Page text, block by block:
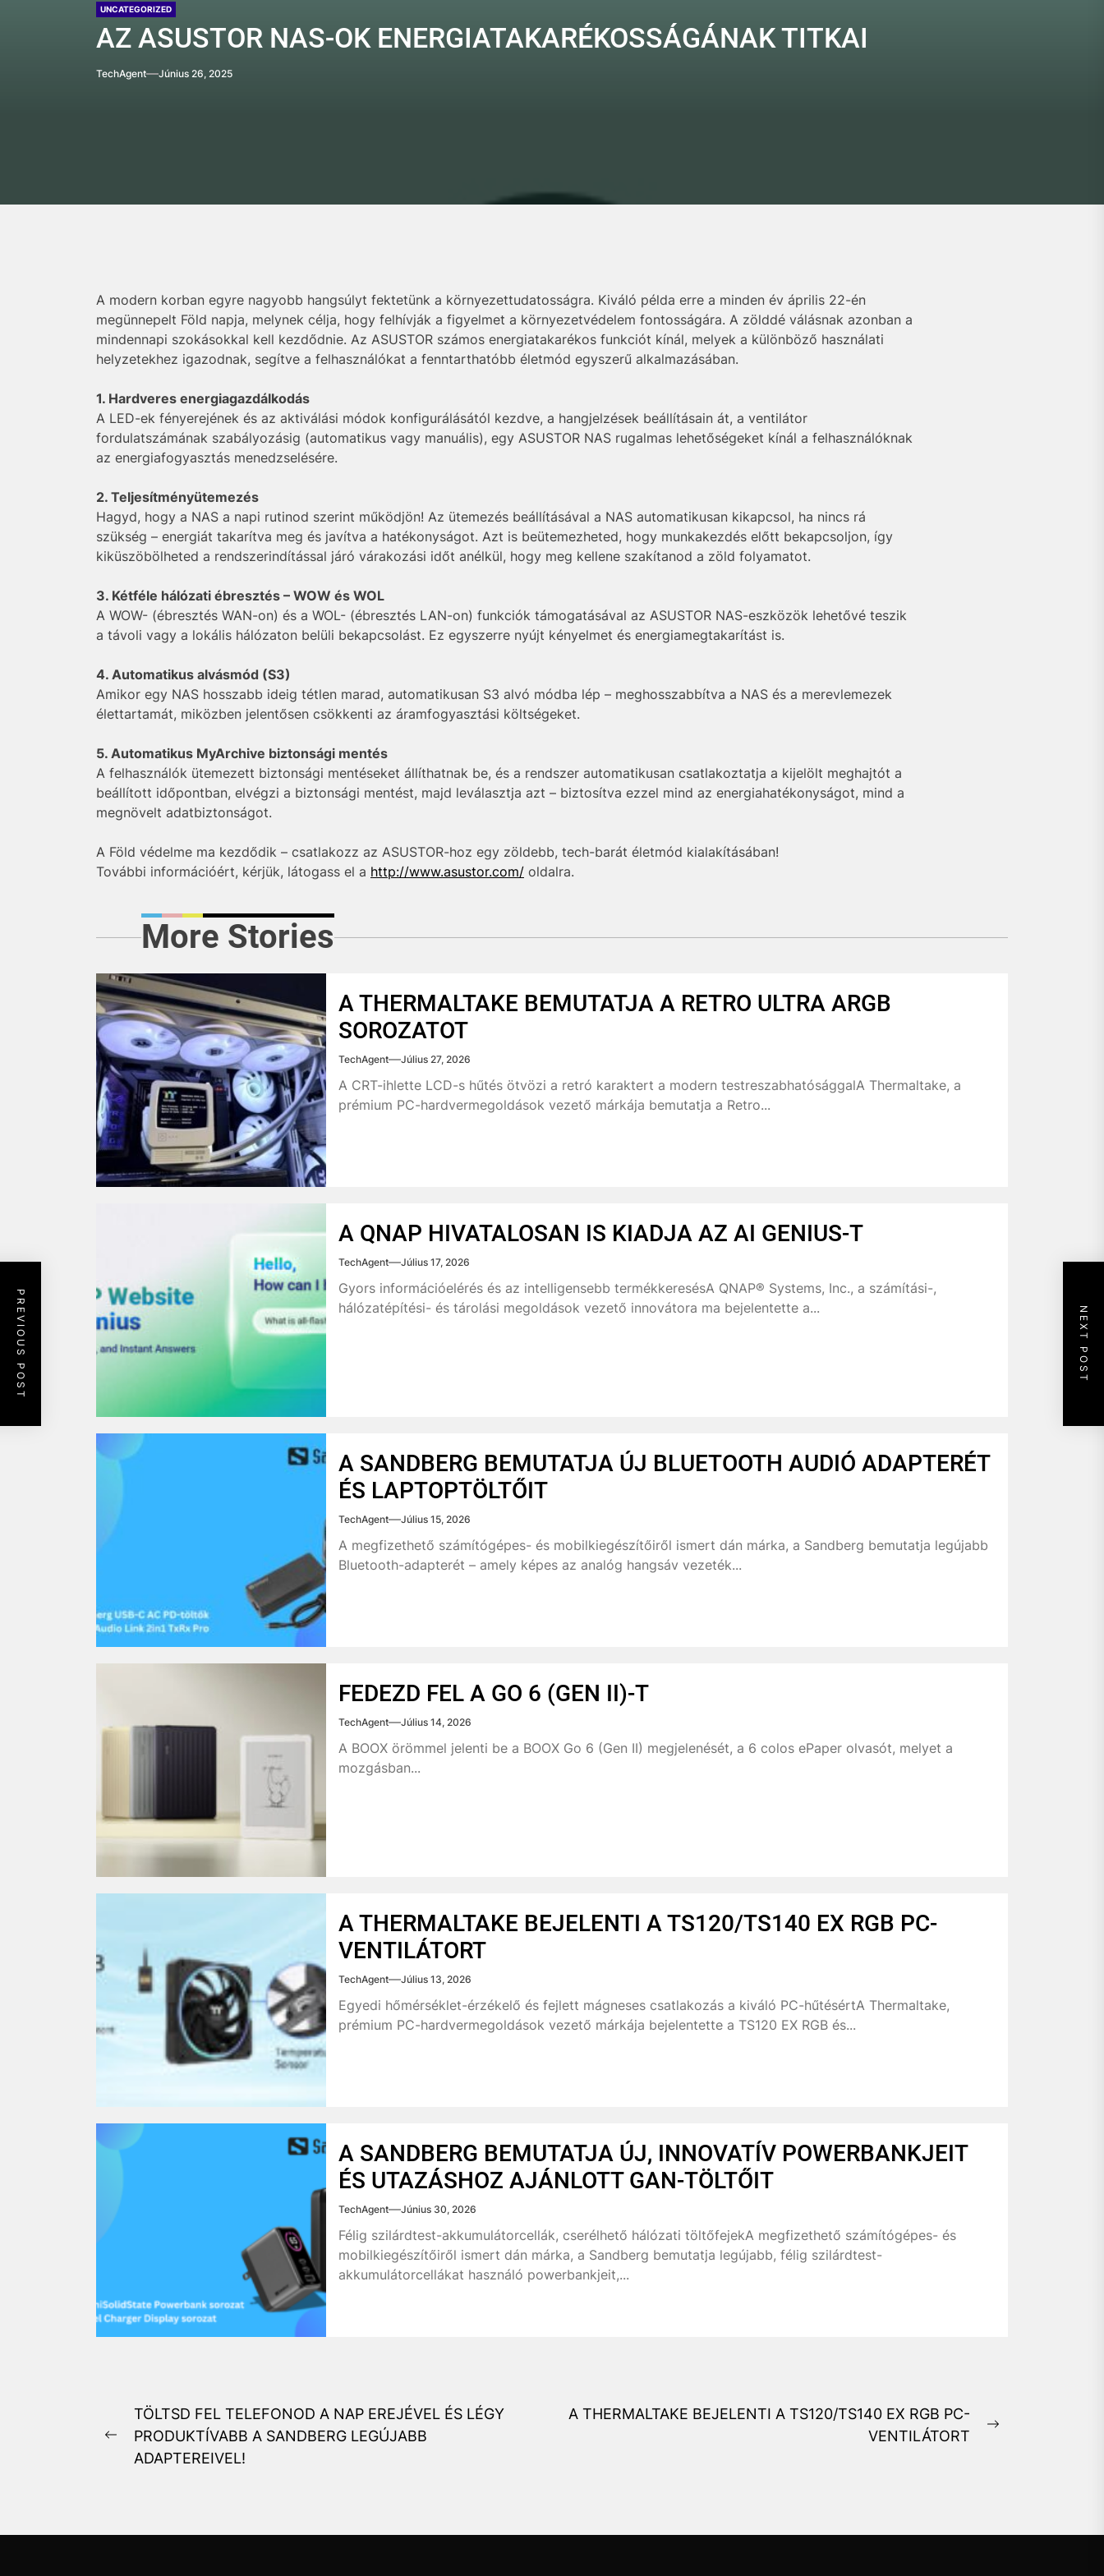
UNCATEGORIZED
AZ ASUSTOR NAS-OK ENERGIATAKARÉKOSSÁGÁNAK TITKAI
TechAgent Június 26, 2025
A modern korban egyre nagyobb hangsúlyt fektetünk a környezettudatosságra. Kiváló példa erre a minden év április 22-én
megünnepelt Föld napja, melynek célja, hogy felhívják a figyelmet a környezetvédelem fontosságára. A zölddé válásnak azonban a
mindennapi szokásokkal kell kezdődnie. Az ASUSTOR számos energiatakarékos funkciót kínál, melyek a különböző használati
helyzetekhez igazodnak, segítve a felhasználókat a fenntarthatóbb életmód egyszerű alkalmazásában.
1. Hardveres energiagazdálkodás
A LED-ek fényerejének és az aktiválási módok konfigurálásától kezdve, a hangjelzések beállításain át, a ventilátor
fordulatszámának szabályozásig (automatikus vagy manuális), egy ASUSTOR NAS rugalmas lehetőségeket kínál a felhasználóknak
az energiafogyasztás menedzselésére.
2. Teljesítményütemezés
Hagyd, hogy a NAS a napi rutinod szerint működjön! Az ütemezés beállításával a NAS automatikusan kikapcsol, ha nincs rá
szükség – energiát takarítva meg és javítva a hatékonyságot. Azt is beütemezheted, hogy munkakezdés előtt bekapcsoljon, így
kiküszöbölheted a rendszerindítással járó várakozási időt anélkül, hogy meg kellene szakítanod a zöld folyamatot.
3. Kétféle hálózati ébresztés – WOW és WOL
A WOW- (ébresztés WAN-on) és a WOL- (ébresztés LAN-on) funkciók támogatásával az ASUSTOR NAS-eszközök lehetővé teszik
a távoli vagy a lokális hálózaton belüli bekapcsolást. Ez egyszerre nyújt kényelmet és energiamegtakarítást is.
4. Automatikus alvásmód (S3)
Amikor egy NAS hosszabb ideig tétlen marad, automatikusan S3 alvó módba lép – meghosszabbítva a NAS és a merevlemezek
élettartamát, miközben jelentősen csökkenti az áramfogyasztási költségeket.
5. Automatikus MyArchive biztonsági mentés
A felhasználók ütemezett biztonsági mentéseket állíthatnak be, és a rendszer automatikusan csatlakoztatja a kijelölt meghajtót a
beállított időpontban, elvégzi a biztonsági mentést, majd leválasztja azt – biztosítva ezzel mind az energiahatékonyságot, mind a
megnövelt adatbiztonságot.
A Föld védelme ma kezdődik – csatlakozz az ASUSTOR-hoz egy zöldebb, tech-barát életmód kialakításában!
További információért, kérjük, látogass el a http://www.asustor.com/ oldalra.
PREVIOUS POST NEXT POST
More Stories
A THERMALTAKE BEMUTATJA A RETRO ULTRA ARGB
SOROZATOT
TechAgent Július 27, 2026
A CRT-ihlette LCD-s hűtés ötvözi a retró karaktert a modern testreszabhatósággalA Thermaltake, a
prémium PC-hardvermegoldások vezető márkája bemutatja a Retro...
A QNAP HIVATALOSAN IS KIADJA AZ AI GENIUS-T
TechAgent Július 17, 2026
Gyors információelérés és az intelligensebb termékkeresésA QNAP® Systems, Inc., a számítási-,
hálózatépítési- és tárolási megoldások vezető innovátora ma bejelentette a...
A SANDBERG BEMUTATJA ÚJ BLUETOOTH AUDIÓ ADAPTERÉT
ÉS LAPTOPTÖLTŐIT
TechAgent Július 15, 2026
A megfizethető számítógépes- és mobilkiegészítőiről ismert dán márka, a Sandberg bemutatja legújabb
Bluetooth-adapterét – amely képes az analóg hangsáv vezeték...
FEDEZD FEL A GO 6 (GEN II)-T
TechAgent Július 14, 2026
A BOOX örömmel jelenti be a BOOX Go 6 (Gen II) megjelenését, a 6 colos ePaper olvasót, melyet a
mozgásban...
A THERMALTAKE BEJELENTI A TS120/TS140 EX RGB PC-
VENTILÁTORT
TechAgent Július 13, 2026
Egyedi hőmérséklet-érzékelő és fejlett mágneses csatlakozás a kiváló PC-hűtésértA Thermaltake,
prémium PC-hardvermegoldások vezető márkája bejelentette a TS120 EX RGB és...
A SANDBERG BEMUTATJA ÚJ, INNOVATÍV POWERBANKJEIT
ÉS UTAZÁSHOZ AJÁNLOTT GAN-TÖLTŐIT
TechAgent Június 30, 2026
Félig szilárdtest-akkumulátorcellák, cserélhető hálózati töltőfejekA megfizethető számítógépes- és
mobilkiegészítőiről ismert dán márka, a Sandberg bemutatja legújabb, félig szilárdtest-
akkumulátorcellákat használó powerbankjeit,...
Bejegyzés
navigáció
Previous
post:
TÖLTSD FEL TELEFONOD A NAP EREJÉVEL ÉS LÉGY
PRODUKTÍVABB A SANDBERG LEGÚJABB
ADAPTEREIVEL!
A THERMALTAKE BEJELENTI A TS120/TS140 EX RGB PC-
VENTILÁTORT